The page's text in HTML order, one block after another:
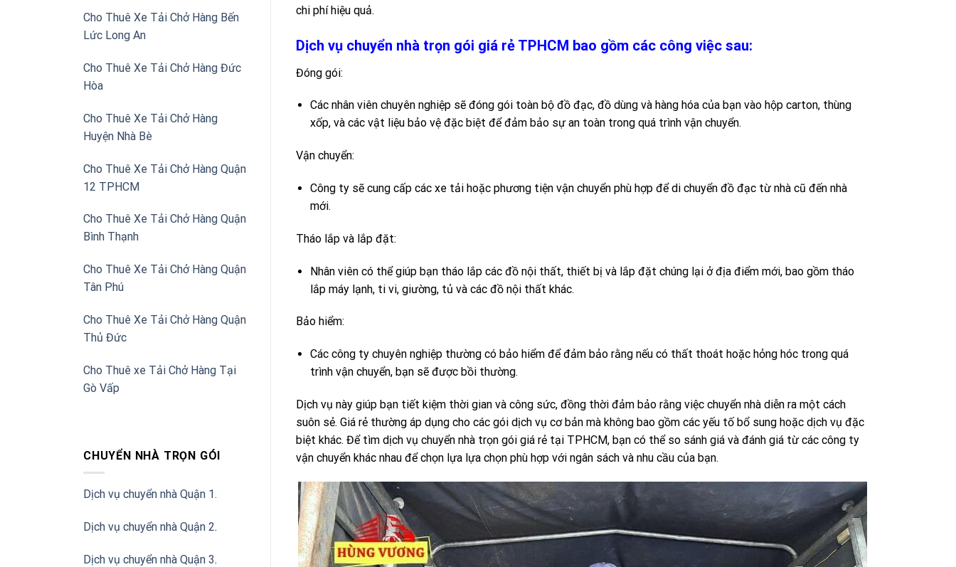
Cho Thuê Xe Tải Chở Hàng Bến
Lức Long An
Cho Thuê Xe Tải Chở Hàng Đức
Hòa
Cho Thuê Xe Tải Chở Hàng
Huyện Nhà Bè
Cho Thuê Xe Tải Chở Hàng Quận
12 TPHCM
Cho Thuê Xe Tải Chở Hàng Quận
Bình Thạnh
Cho Thuê Xe Tải Chở Hàng Quận
Tân Phú
Cho Thuê Xe Tải Chở Hàng Quận
Thủ Đức
Cho Thuê xe Tải Chở Hàng Tại
Gò Vấp
CHUYỂN NHÀ TRỌN GÓI
Dịch vụ chuyển nhà Quận 1.
Dịch vụ chuyển nhà Quận 2.
Dịch vụ chuyển nhà Quận 3.
chi phí hiệu quả.
Dịch vụ chuyển nhà trọn gói giá rẻ TPHCM bao gồm các công việc sau:
Đóng gói:
Các nhân viên chuyên nghiệp sẽ đóng gói toàn bộ đồ đạc, đồ dùng và hàng hóa của bạn vào hộp carton, thùng
xốp, và các vật liệu bảo vệ đặc biệt để đảm bảo sự an toàn trong quá trình vận chuyển.
Vận chuyển:
Công ty sẽ cung cấp các xe tải hoặc phương tiện vận chuyển phù hợp để di chuyển đồ đạc từ nhà cũ đến nhà
mới.
Tháo lắp và lắp đặt:
Nhân viên có thể giúp bạn tháo lắp các đồ nội thất, thiết bị và lắp đặt chúng lại ở địa điểm mới, bao gồm tháo
lắp máy lạnh, ti vi, giường, tủ và các đồ nội thất khác.
Bảo hiểm:
Các công ty chuyên nghiệp thường có bảo hiểm để đảm bảo rằng nếu có thất thoát hoặc hỏng hóc trong quá
trình vận chuyển, bạn sẽ được bồi thường.
Dịch vụ này giúp bạn tiết kiệm thời gian và công sức, đồng thời đảm bảo rằng việc chuyển nhà diễn ra một cách
suôn sẻ. Giá rẻ thường áp dụng cho các gói dịch vụ cơ bản mà không bao gồm các yếu tố bổ sung hoặc dịch vụ đặc
biệt khác. Để tìm dịch vụ chuyển nhà trọn gói giá rẻ tại TPHCM, bạn có thể so sánh giá và đánh giá từ các công ty
vận chuyển khác nhau để chọn lựa lựa chọn phù hợp với ngân sách và nhu cầu của bạn.